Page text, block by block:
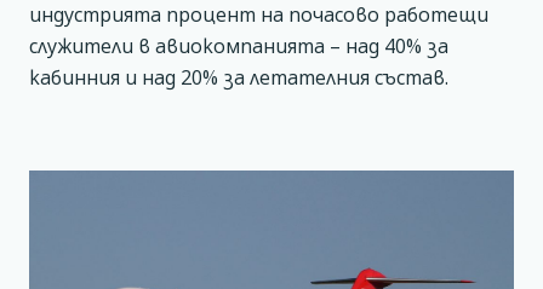
индустрията процент на почасово работещи
служители в авиокомпанията – над 40% за
кабинния и над 20% за летателния състав.